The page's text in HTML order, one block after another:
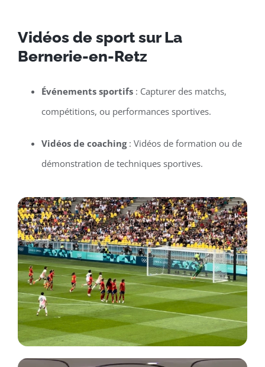
Vidéos de sport sur La
Bernerie-en-Retz
Événements sportifs: Capturer des matchs,
compétitions, ou performances sportives.
Vidéos de coaching: Vidéos de formation ou de
démonstration de techniques sportives.